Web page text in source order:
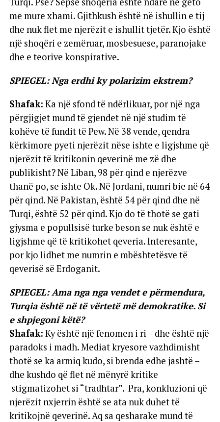
me mure xhami. Gjithkush është në ishullin e tij
dhe nuk flet me njerëzit e ishullit tjetër. Kjo është
një shoqëri e zemëruar, mosbesuese, paranojake
dhe e teorive konspirative.
SPIEGEL: Nga erdhi ky polarizim ekstrem?
Shafak: Ka një sfond të ndërlikuar, por një nga
përgjigjet mund të gjendet në një studim të
kohëve të fundit të Pew. Në 38 vende, qendra
kërkimore pyeti njerëzit nëse ishte e ligjshme që
njerëzit të kritikonin qeverinë me zë dhe
publikisht? Në Liban, 98 për qind e njerëzve
thanë po, se ishte Ok. Në Jordani, numri bie në 64
për qind. Në Pakistan, është 54 për qind dhe në
Turqi, është 52 për qind. Kjo do të thotë se gati
gjysma e popullsisë turke beson se nuk është e
ligjshme që të kritikohet qeveria. Interesante,
por kjo lidhet me numrin e mbështetësve të
qeverisë së Erdoganit.
SPIEGEL: Ama nga nga vendet e përmendura,
Turqia është në të vërtetë më demokratike. Si
e shpjegoni këtë?
Shafak: Ky është një fenomen i ri – dhe është një
paradoks i madh. Mediat kryesore vazhdimisht
thotë se ka armiq kudo, si brenda edhe jashtë –
dhe kushdo që flet në mënyrë kritike
stigmatizohet si “tradhtar”. Pra, konkluzioni që
njerëzit nxjerrin është se ata nuk duhet të
kritikojnë qeverinë. Aq sa qesharake mund të